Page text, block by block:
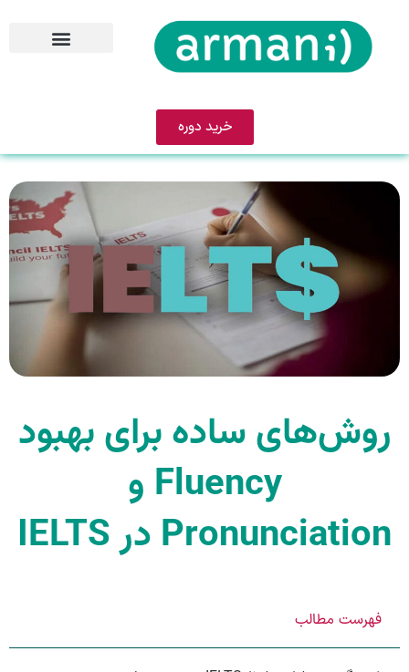
خرید دوره
روش‌های ساده برای بهبود
Fluency و
Pronunciation در IELTS
فهرست مطالب